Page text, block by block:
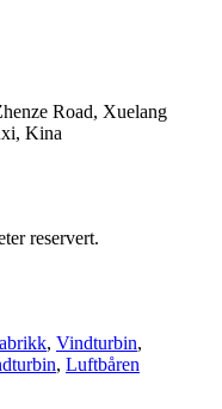
Road, Xuelang
Kina
reservert.
, Vindturbin,
, Luftbåren